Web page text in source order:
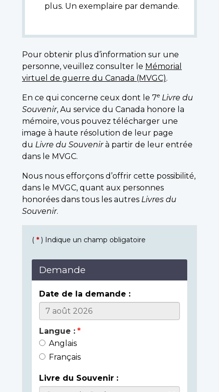
plus. Un exemplaire par demande.
Pour obtenir plus d’information sur une
personne, veuillez consulter le Mémorial
virtuel de guerre du Canada (MVGC).
En ce qui concerne ceux dont le 7e Livre du
Souvenir, Au service du Canada honore la
mémoire, vous pouvez télécharger une
image à haute résolution de leur page
du Livre du Souvenirà partir de leur entrée
dans le MVGC.
Nous nous efforçons d’offrir cette possibilité,
dans le MVGC, quant aux personnes
honorées dans tous les autres Livres du
Souvenir.
( * ) Indique un champ obligatoire
Demande
Date de la demande :
Langue :
Anglais
Français
Livre du Souvenir :